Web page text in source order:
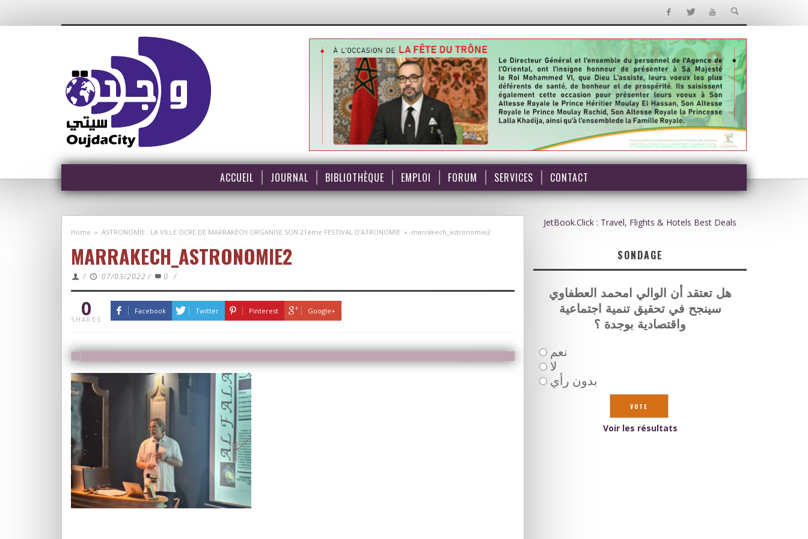
ACCUEIL JOURNAL BIBLIOTHÈQUE EMPLOI FORUM SERVICES CONTACT
Home » ASTRONOMIE : LA VILLE OCRE DE MARRAKECH ORGANISE SON 21ème FESTIVAL D’ATRONOMIE » marrakech_astronomie2
MARRAKECH_ASTRONOMIE2
/ 07/03/2022 / 0 /
0
SHARES
Facebook Twitter Pinterest Google+
JetBook.Click : Travel, Flights & Hotels Best Deals
SONDAGE
هل تعتقد أن الوالي امحمد العطفاوي
سينجح في تحقيق تنمية اجتماعية
واقتصادية بوجدة ؟
نعم
لا
بدون رأي
Voir les résultats